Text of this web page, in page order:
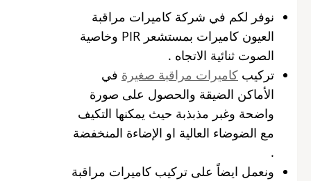
نوفر لكم في شركة كاميرات مراقبة
العيون كاميرات بمستشعر PIR وخاصية
الصوت ثنائية الاتجاه .
تركيب كاميرات مراقبة صغيرة في
الأماكن الضيقة والحصول على صورة
واضحة وغبر مذبذبة حيث يمكنها التكيف
مع الضوضاء العالية او الإضاءة المنخفضة
.
ونعمل ايضاً على تركيب كاميرات مراقبة